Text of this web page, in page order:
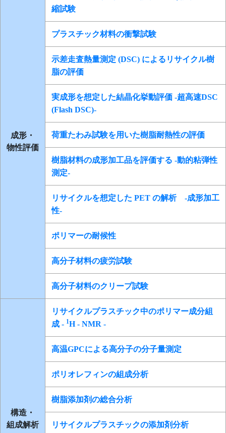
成形・
物性評価
縮試験
プラスチック材料の衝撃試験
示差走査熱量測定 (DSC) によるリサイクル樹
脂の評価
実成形を想定した結晶化挙動評価 -超高速DSC
(Flash DSC)-
荷重たわみ試験を用いた樹脂耐熱性の評価
樹脂材料の成形加工品を評価する -動的粘弾性
測定-
リサイクルを想定した PET の解析 -成形加工
性-
ポリマーの耐候性
高分子材料の疲労試験
高分子材料のクリープ試験
構造・
組成解析
リサイクルプラスチック中のポリマー成分組
成 - 1H - NMR -
高温GPCによる高分子の分子量測定
ポリオレフィンの組成分析
樹脂添加剤の総合分析
リサイクルプラスチックの添加剤分析